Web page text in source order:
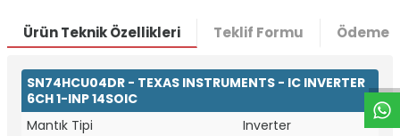
W
h
t
a
p
p
D
e
s
e
H
a
t
t
Ürün Teknik Özellikleri Teklif Formu Ödeme
SN74HCU04DR - TEXAS INSTRUMENTS - IC INVERTER
6CH 1-INP 14SOIC
Mantık Tipi
Inverter